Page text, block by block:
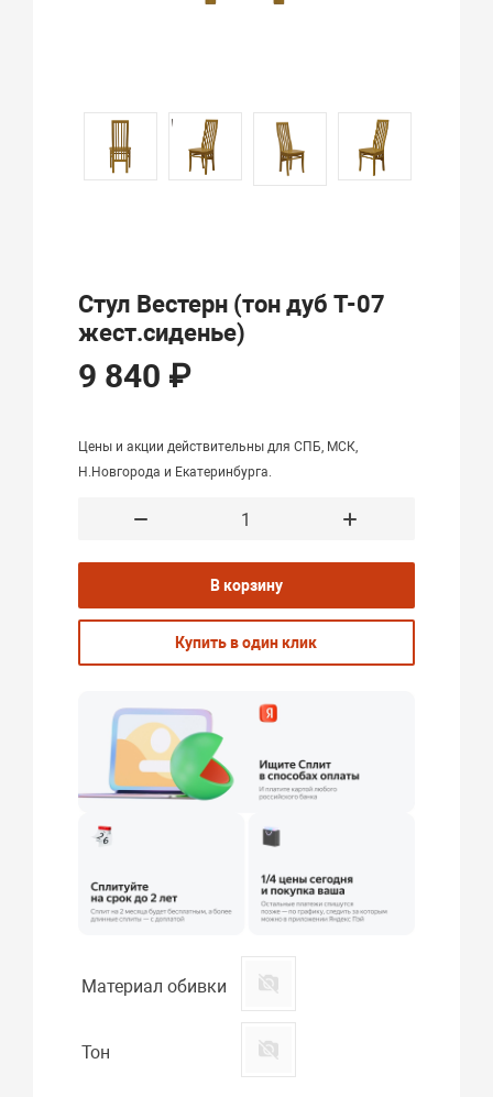
Стул Вестерн (тон дуб Т-07
жест.сиденье)
9 840 ₽
Цены и акции действительны для СПБ, МСК,
Н.Новгорода и Екатеринбурга.
В корзину
Купить в один клик
Материал обивки
Тон